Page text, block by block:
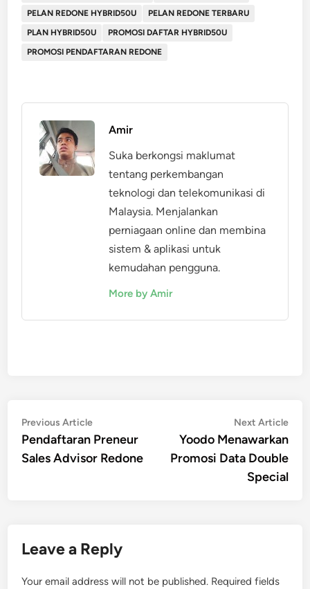
PELAN REDONE HYBRID50U
PELAN REDONE TERBARU
PLAN HYBRID50U
PROMOSI DAFTAR HYBRID50U
PROMOSI PENDAFTARAN REDONE
Amir
Suka berkongsi maklumat
tentang perkembangan
teknologi dan telekomunikasi di
Malaysia. Menjalankan
perniagaan online dan membina
sistem & aplikasi untuk
kemudahan pengguna.
More by Amir
Post
navigation
Previous ArticlePrevious
article:
Pendaftaran Preneur
Sales Advisor Redone
Next Article
Yoodo Menawarkan
Promosi Data Double
Special
Leave a Reply
Your email address will not be published. Required fields